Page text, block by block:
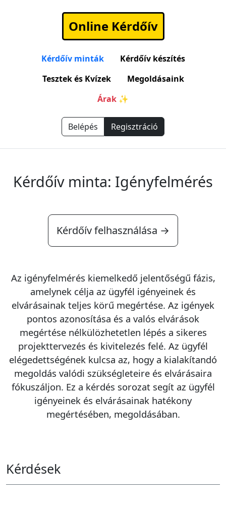
Online Kérdőív
Kérdőív minták
Kérdőív készítés
Tesztek és Kvízek
Megoldásaink
Árak ✨
Belépés Regisztráció
Kérdőív minta: Igényfelmérés
Kérdőív felhasználása →
Az igényfelmérés kiemelkedő jelentőségű fázis,
amelynek célja az ügyfél igényeinek és
elvárásainak teljes körű megértése. Az igények
pontos azonosítása és a valós elvárások
megértése nélkülözhetetlen lépés a sikeres
projekttervezés és kivitelezés felé. Az ügyfél
elégedettségének kulcsa az, hogy a kialakítandó
megoldás valódi szükségleteire és elvárásaira
fókuszáljon. Ez a kérdés sorozat segít az ügyfél
igényeinek és elvárásainak hatékony
megértésében, megoldásában.
Kérdések